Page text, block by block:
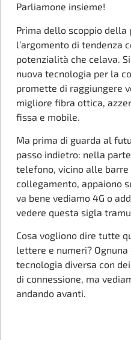
Parliamone insieme!
Prima dello scoppio della
l’argomento di tendenza
potenzialità che celava.
nuova tecnologia per la
promette di raggiungere
migliore fibra ottica,
fissa e mobile.
Ma prima di guarda al
passo indietro: nella
telefono, vicino alle
collegamento, appaiono
va bene vediamo 4G o
vedere questa sigla
Cosa vogliono dire tutte
lettere e numeri?
tecnologia diversa con
di connessione, ma
andando avanti.